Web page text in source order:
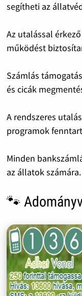
segítheti az
Az utalással
működést
Számlás
és cicák
A rendszeres
programok
Minden
az állatok számára.
🐾